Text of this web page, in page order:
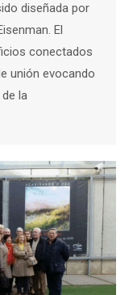
diseñada por
El
conectados
unión evocando
la